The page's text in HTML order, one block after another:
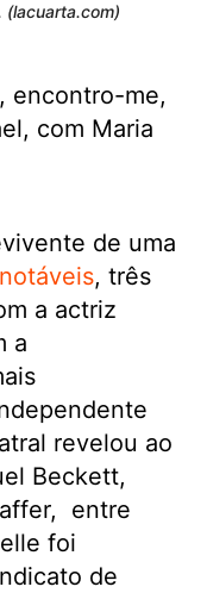
(lacuarta.com)
encontro-me,
com Maria
de uma
, três
a actriz
a
revelou ao
Beckett,
entre
foi
de